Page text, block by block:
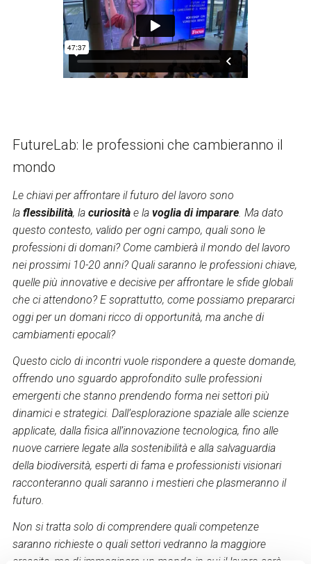
FutureLab: le professioni che cambieranno il
mondo
Le chiavi per affrontare il futuro del lavoro sono
la flessibilità, la curiositàe la voglia di imparare. Ma dato
questo contesto, valido per ogni campo, quali sono le
professioni di domani? Come cambierà il mondo del lavoro
nei prossimi 10-20 anni? Quali saranno le professioni chiave,
quelle più innovative e decisive per affrontare le sfide globali
che ci attendono? E soprattutto, come possiamo prepararci
oggi per un domani ricco di opportunità, ma anche di
cambiamenti epocali?
Questo ciclo di incontri vuole rispondere a queste domande,
offrendo uno sguardo approfondito sulle professioni
emergenti che stanno prendendo forma nei settori più
dinamici e strategici. Dall’esplorazione spaziale alle scienze
applicate, dalla fisica all’innovazione tecnologica, fino alle
nuove carriere legate alla sostenibilità e alla salvaguardia
della biodiversità, esperti di fama e professionisti visionari
racconteranno quali saranno i mestieri che plasmeranno il
futuro.
Non si tratta solo di comprendere quali competenze
saranno richieste o quali settori vedranno la maggiore